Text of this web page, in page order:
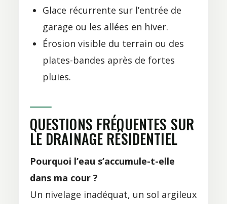
Glace récurrente sur l’entrée de
garage ou les allées en hiver.
Érosion visible du terrain ou des
plates-bandes après de fortes
pluies.
QUESTIONS FRÉQUENTES SUR
LE DRAINAGE RÉSIDENTIEL
Pourquoi l’eau s’accumule-t-elle
dans ma cour ?
Un nivelage inadéquat, un sol argileux